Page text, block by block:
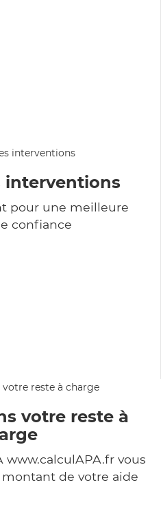
interventions
pour une meilleure
confiance
votre reste à
www.calculAPA.fr vous
de votre aide